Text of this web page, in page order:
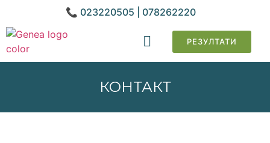
📞 023220505 | 078262220
РЕЗУЛТАТИ
КОНТАКТ